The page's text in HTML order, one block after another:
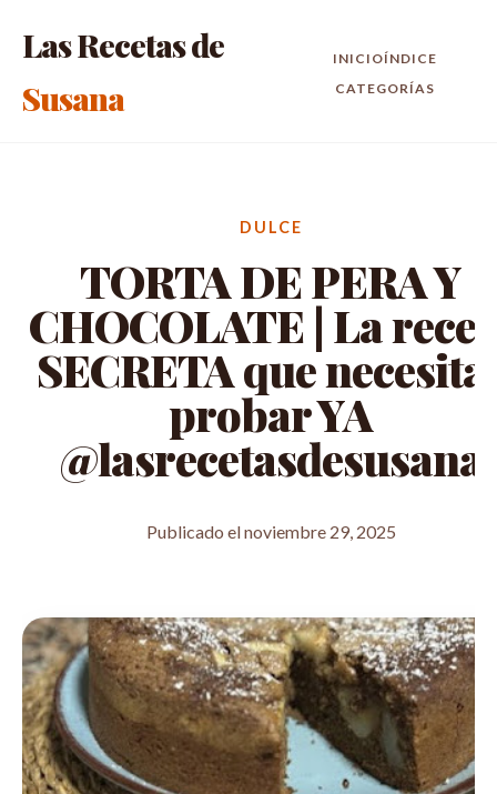
Las Recetas de
Susana
INICIOÍNDICE
CATEGORÍAS
DULCE
TORTA DE PERA Y
CHOCOLATE | La
SECRETA que
probar YA
@lasrecetasdesusana
Publicado el noviembre 29, 2025